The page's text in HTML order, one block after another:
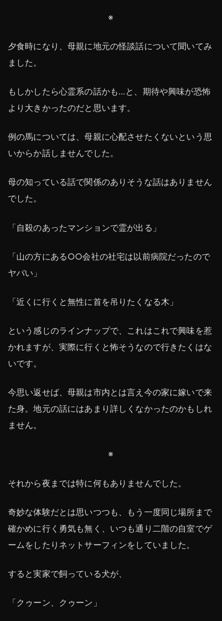
※
夕食時になり、母親に地元の怪談話について聞いてみ
ました。
もしかしたら心霊系の話かも…と、期待や興味が恐怖
より大きかったのだと思います。
例の馬については、母親に心配させたくないという思
いからか話しませんでした。
母の知っている話で関係のありそうな話はありません
でした。
「自殺のあったマンションで霊が出る」
「山の方にある○○会社の社宅は以前病院だったので
ヤバい」
「近くに行くと無性に首を吊りたくなる木」
という感じのラインナップで、これはこれで興味を惹
かれますが、実際に行くと怖そうなので行きたくはな
いです。
今思い返せば、母親は市内とは言え今の家に嫁いで来
た身。地元の話にはあまり詳しくなかったのかもしれ
ません。
※
それから夜までは特に何もありませんでした。
奇妙な体験だとは思いつつも、もう一度同じ場所まで
確かめに行く勇気も無く、いつも通り二階の自室でゲ
ームをしたりネットサーフィンをしていました。
すると実家で飼っている犬が、
「クゥーン、クゥーン」